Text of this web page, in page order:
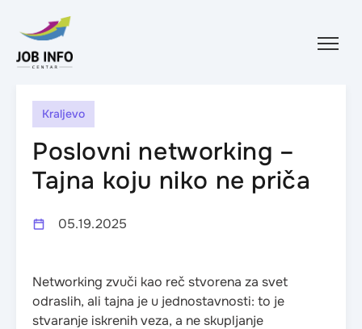
Skip to content
Kraljevo
Poslovni networking –
Tajna koju niko ne priča
05.19.2025
Networking zvuči kao reč stvorena za svet
odraslih, ali tajna je u jednostavnosti: to je
stvaranje iskrenih veza, a ne skupljanje